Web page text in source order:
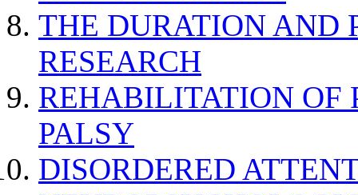
THE DURATION AND
RESEARCH
REHABILITATION OF
PALSY
DISORDERED